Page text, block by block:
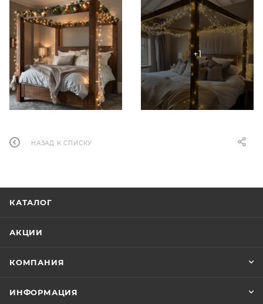
НАЗАД К СПИСКУ
КАТАЛОГ
АКЦИИ
КОМПАНИЯ
ИНФОРМАЦИЯ